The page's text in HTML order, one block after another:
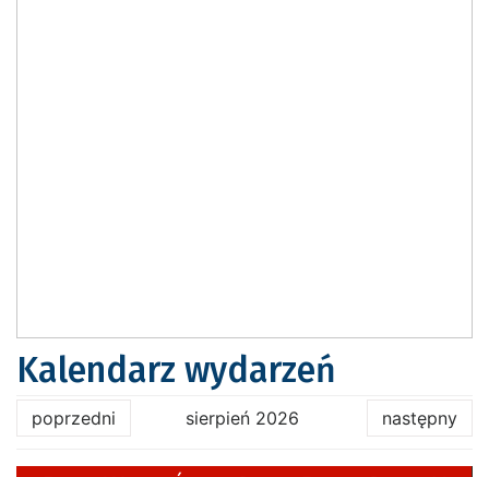
Kalendarz wydarzeń
poprzedni sierpień 2026 następny